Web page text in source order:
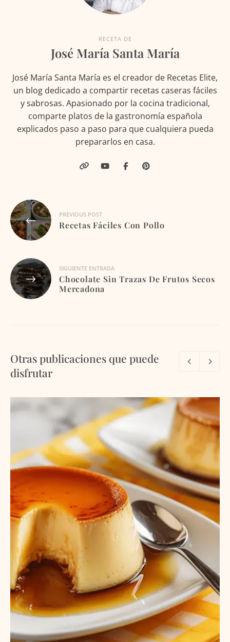
RECETA DE
José María Santa María
José María Santa María es el creador de Recetas Elite,
un blog dedicado a compartir recetas caseras fáciles
y sabrosas. Apasionado por la cocina tradicional,
comparte platos de la gastronomía española
explicados paso a paso para que cualquiera pueda
prepararlos en casa.
Navegación
de
entradas
PREVIOUS POST
Recetas Fáciles Con Pollo
SIGUIENTE ENTRADA
Chocolate Sin Trazas De Frutos Secos
Mercadona
Otras publicaciones que puede
disfrutar